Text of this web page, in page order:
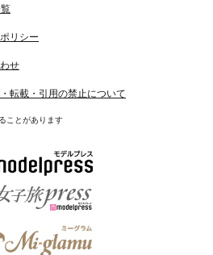
リシー
せ
転載・引用の禁止について
ことがあります